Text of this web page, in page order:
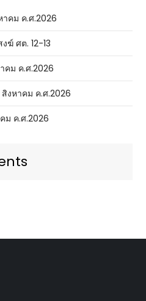
คม ค.ศ.2026
ฆ์ ศต. 12-13
คม ค.ศ.2026
งหาคม ค.ศ.2026
ม ค.ศ.2026